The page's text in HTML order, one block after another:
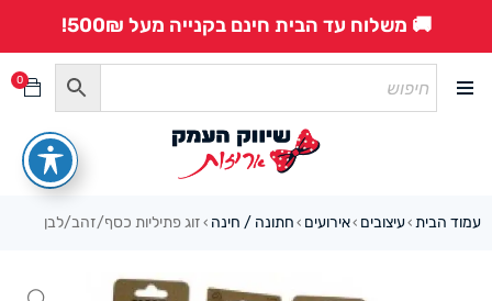
🚚 משלוח עד הבית חינם בקנייה מעל 500₪!
0
עמוד הבית ›עיצובים ›אירועים › חתונה / חינה › זוג פתיליות כסף/זהב/לבן